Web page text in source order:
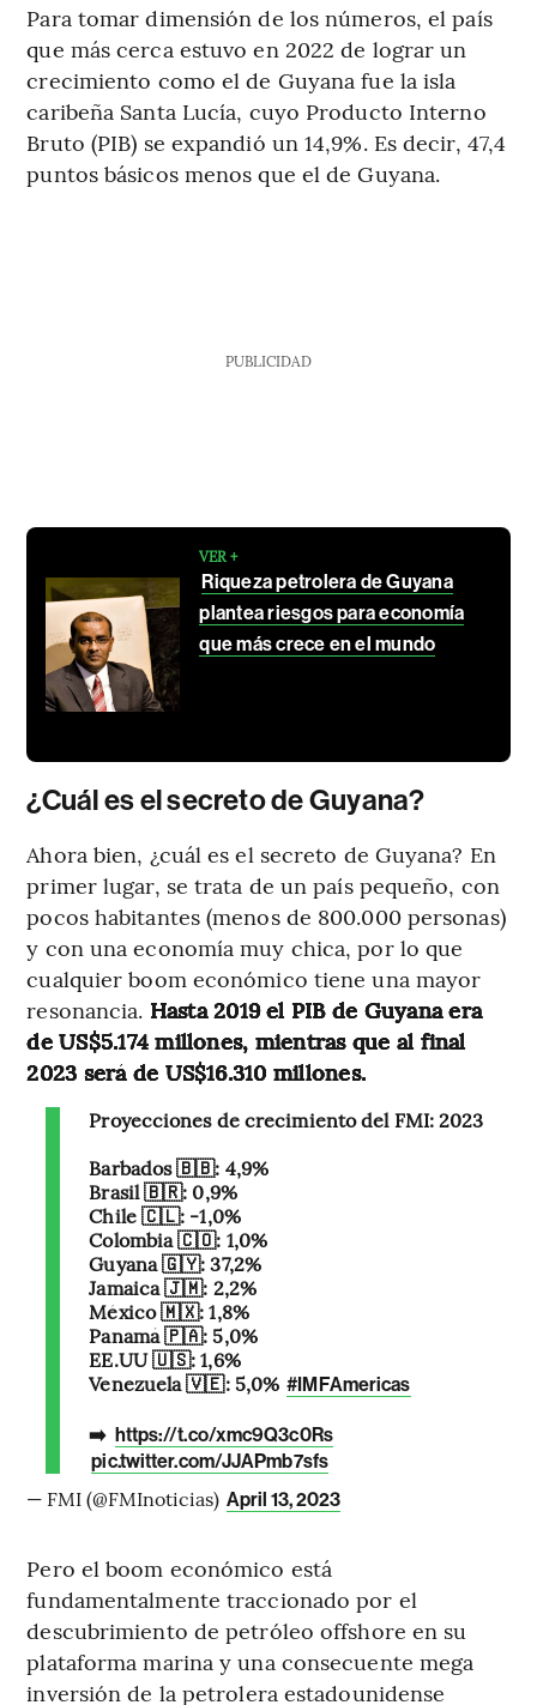
Para tomar dimensión de los números, el país
que más cerca estuvo en 2022 de lograr un
crecimiento como el de Guyana fue la isla
caribeña Santa Lucía, cuyo Producto Interno
Bruto (PIB) se expandió un 14,9%. Es decir, 47,4
puntos básicos menos que el de Guyana.
PUBLICIDAD
VER +
Riqueza petrolera de Guyana
plantea riesgos para economía
que más crece en el mundo
¿Cuál es el secreto de Guyana?
Ahora bien, ¿cuál es el secreto de Guyana? En
primer lugar, se trata de un país pequeño, con
pocos habitantes (menos de 800.000 personas)
y con una economía muy chica, por lo que
cualquier boom económico tiene una mayor
resonancia. Hasta 2019 el PIB de Guyana era
de US$5.174 millones, mientras que al final
2023 será de US$16.310 millones.
Proyecciones de crecimiento del FMI: 2023
Barbados 🇧🇧: 4,9%
Brasil 🇧🇷: 0,9%
Chile 🇨🇱: -1,0%
Colombia 🇨🇴: 1,0%
Guyana 🇬🇾: 37,2%
Jamaica 🇯🇲: 2,2%
México 🇲🇽: 1,8%
Panamá 🇵🇦: 5,0%
EE.UU 🇺🇸: 1,6%
Venezuela 🇻🇪: 5,0% #IMFAmericas
➡️ https://t.co/xmc9Q3c0Rs
pic.twitter.com/JJAPmb7sfs
— FMI (@FMInoticias) April 13, 2023
Pero el boom económico está
fundamentalmente traccionado por el
descubrimiento de petróleo offshore en su
plataforma marina y una consecuente mega
inversión de la petrolera estadounidense